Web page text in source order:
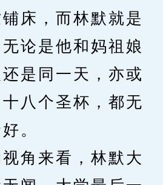
床，而林默就是
论是他和妈祖娘
是同一天，亦或
八个圣杯，都无
。
来看，林默大